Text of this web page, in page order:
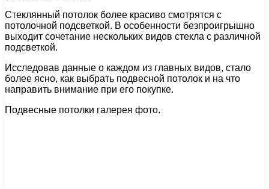
Стеклянный потолок более красиво смотрятся с
потолочной подсветкой. В особенности безпроигрышно
выходит сочетание нескольких видов стекла с различной
подсветкой.
Исследовав данные о каждом из главных видов, стало
более ясно, как выбрать подвесной потолок и на что
направить внимание при его покупке.
Подвесные потолки галерея фото.